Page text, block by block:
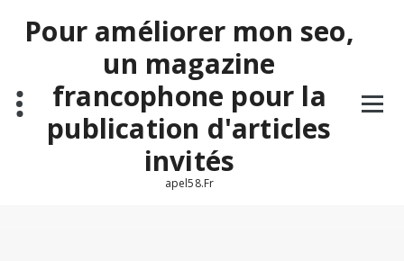
contenuPour améliorer mon seo,
un magazine
francophone pour la
publication d'articles
invités
apel58.Fr